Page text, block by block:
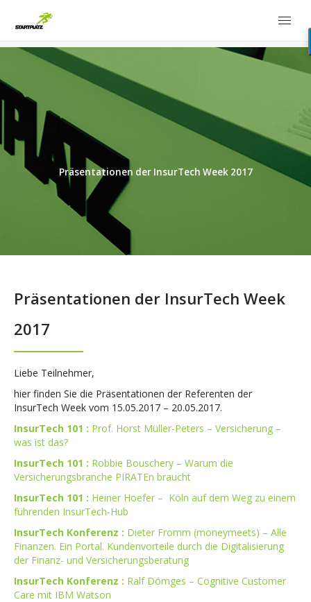
Präsentationen der InsurTech Week 2017
Präsentationen der InsurTech Week
2017
Liebe Teilnehmer,
hier finden Sie die Präsentationen der Referenten der
InsurTech Week vom 15.05.2017 – 20.05.2017.
InsurTech 101 : Prof. Horst Müller-Peters – Versicherung –
was ist das?
InsurTech 101 : Robbie Bouschery – Warum die
Versicherungsbranche PIRATEn braucht
InsurTech 101 : Heiner Hoefer – Köln auf dem Weg zu einem
führenden InsurTech-Hub
InsurTech Konferenz : Dieter Fromm (moneymeets) – Alle
Finanzen. Ein Portal. Kundenvorteile durch die Digitalisierung
der Finanz- und Versicherungsberatung
InsurTech Konferenz : Ralf Dömges – Cognitive Customer
Care mit IBM Watson